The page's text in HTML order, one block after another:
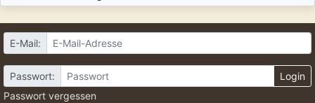
E-Mail:
Passwort:
Login
Passwort vergessen